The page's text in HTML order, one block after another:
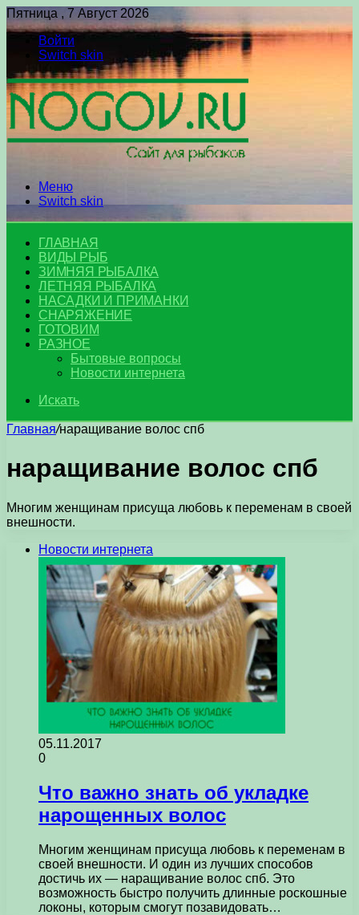
Пятница , 7 Август 2026
Войти
Switch skin
Меню
Switch skin
ГЛАВНАЯ
ВИДЫ РЫБ
ЗИМНЯЯ РЫБАЛКА
ЛЕТНЯЯ РЫБАЛКА
НАСАДКИ И ПРИМАНКИ
СНАРЯЖЕНИЕ
ГОТОВИМ
РАЗНОЕ
Бытовые вопросы
Новости интернета
Искать
Главная/наращивание волос спб
наращивание волос спб
Многим женщинам присуща любовь к переменам в своей
внешности.
Новости интернета
05.11.2017
0
Что важно знать об укладке
нарощенных волос
Многим женщинам присуща любовь к переменам в
своей внешности. И один из лучших способов
достичь их — наращивание волос спб. Это
возможность быстро получить длинные роскошные
локоны, которым смогут позавидовать…